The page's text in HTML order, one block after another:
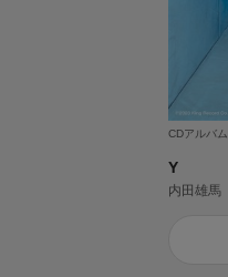
CDアルバム
Y
内田雄馬